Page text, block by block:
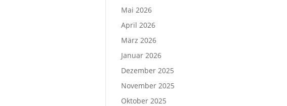
Mai 2026
April 2026
März 2026
Januar 2026
Dezember 2025
November 2025
Oktober 2025